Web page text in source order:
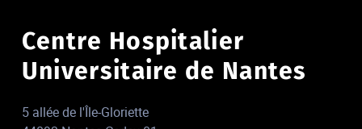
Centre Hospitalier
Universitaire de Nantes
5 allée de l'Île-Gloriette